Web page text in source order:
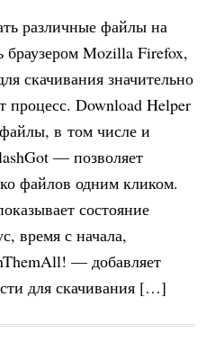
различные файлы на
браузером Mozilla Firefox,
скачивания значительно
процесс. Download Helper
в том числе и
— позволяет
файлов одним кликом.
состояние
время с начала,
— добавляет
для скачивания […]